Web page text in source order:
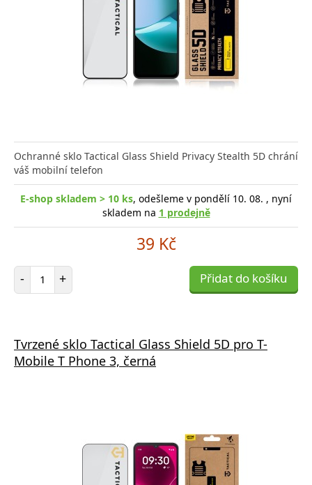
Ochranné sklo Tactical Glass Shield Privacy Stealth 5D chrání
váš mobilní telefon
E-shop skladem > 10 ks, odešleme v pondělí 10. 08. , nyní
skladem na 1 prodejně
39 Kč
- Počet položek
+ Přidat do košíku
Tvrzené sklo Tactical Glass Shield 5D pro T-
Mobile T Phone 3, černá